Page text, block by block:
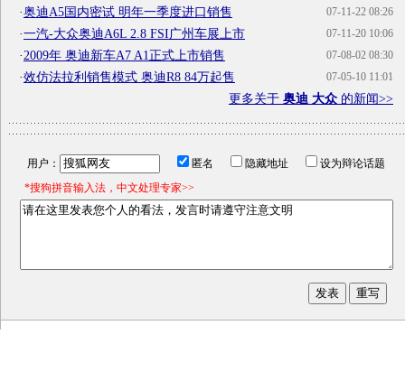
07-11-22 08:26
·奥迪A5国内密试 明年一季度进口销售
07-11-20 10:06
·一汽-大众奥迪A6L 2.8 FSI广州车展上市
07-08-02 08:30
·2009年 奥迪新车A7 A1正式上市销售
07-05-10 11:01
·效仿法拉利销售模式 奥迪R8 84万起售
更多关于 奥迪 大众 的新闻>>
用户： 匿名 隐藏地址
设为辩论话题
*搜狗拼音输入法，中文处理专家>>